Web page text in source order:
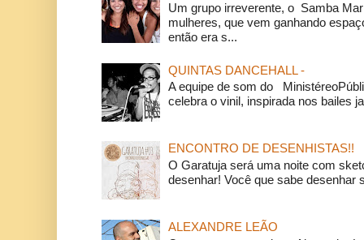
Um grupo irreverente, o Samba
mulheres, que vem ganhando
então era s...
QUINTAS DANCEHALL -
A equipe de som do
celebra o vinil, inspirada nos bailes
ENCONTRO DE DESENHISTAS!!
O Garatuja será uma noite com
desenhar! Você que sabe desenhar
ALEXANDRE LEÃO